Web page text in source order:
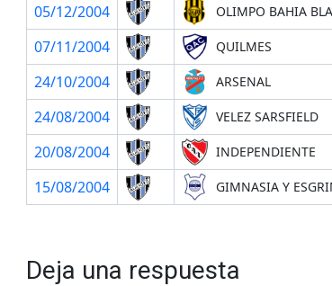
05/12/2004
OLIMPO BAHIA
07/11/2004
QUILMES
24/10/2004
ARSENAL
24/08/2004
VELEZ SARSFIELD
20/08/2004
INDEPENDIENTE
15/08/2004
GIMNASIA Y
Deja una respuesta